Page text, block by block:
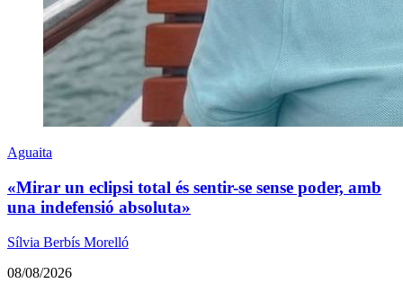
Aguaita
«Mirar un eclipsi total és sentir-se sense poder, amb
una indefensió absoluta»
Sílvia Berbís Morelló
08/08/2026